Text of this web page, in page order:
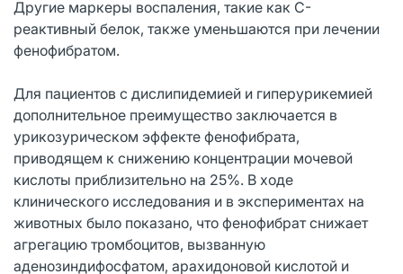
Другие маркеры воспаления, такие как С-
реактивный белок, также уменьшаются при лечении
фенофибратом.
Для пациентов с дислипидемией и гиперурикемией
дополнительное преимущество заключается в
урикозурическом эффекте фенофибрата,
приводящем к снижению концентрации мочевой
кислоты приблизительно на 25%. В ходе
клинического исследования и в экспериментах на
животных было показано, что фенофибрат снижает
агрегацию тромбоцитов, вызванную
аденозиндифосфатом, арахидоновой кислотой и